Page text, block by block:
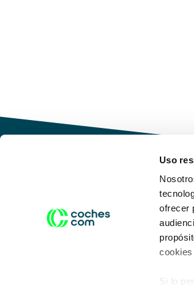
Uso
ofrecer
Si lo
Conduce tu futuro,
desata tu movilidad